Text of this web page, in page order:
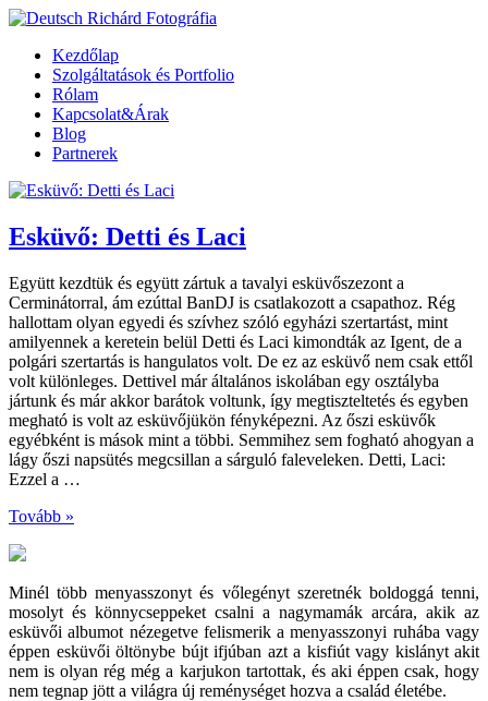
Kezdőlap
Szolgáltatások és Portfolio
Rólam
Kapcsolat&Árak
Blog
Partnerek
Esküvő: Detti és Laci
Együtt kezdtük és együtt zártuk a tavalyi esküvőszezont a
Cerminátorral, ám ezúttal BanDJ is csatlakozott a csapathoz. Rég
hallottam olyan egyedi és szívhez szóló egyházi szertartást, mint
amilyennek a keretein belül Detti és Laci kimondták az Igent, de a
polgári szertartás is hangulatos volt. De ez az esküvő nem csak ettől
volt különleges. Dettivel már általános iskolában egy osztályba
jártunk és már akkor barátok voltunk, így megtiszteltetés és egyben
megható is volt az esküvőjükön fényképezni. Az őszi esküvők
egyébként is mások mint a többi. Semmihez sem fogható ahogyan a
lágy őszi napsütés megcsillan a sárguló faleveleken. Detti, Laci:
Ezzel a …
Tovább »
Minél több menyasszonyt és vőlegényt szeretnék boldoggá tenni,
mosolyt és könnycseppeket csalni a nagymamák arcára, akik az
esküvői albumot nézegetve felismerik a menyasszonyi ruhába vagy
éppen esküvői öltönybe bújt ifjúban azt a kisfiút vagy kislányt akit
nem is olyan rég még a karjukon tartottak, és aki éppen csak, hogy
nem tegnap jött a világra új reménységet hozva a család életébe.